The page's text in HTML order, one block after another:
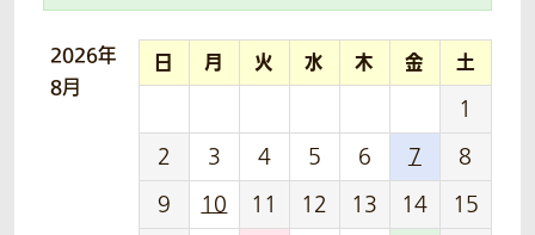
2026年
8月
日 月 火 水 木 金 土
1
2
3 4 5 6 7
8
9
10 11 12 13 14
15